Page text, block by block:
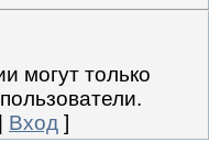
могут только
Вход ]